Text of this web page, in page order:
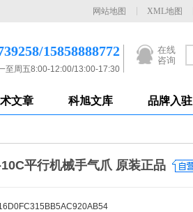
网站地图 XML地图
在线
咨询
15858888772
至周五8:00-12:00/13:00-17:30
文章 科旭文库 品牌入驻
平行机械手气爪 原装正品